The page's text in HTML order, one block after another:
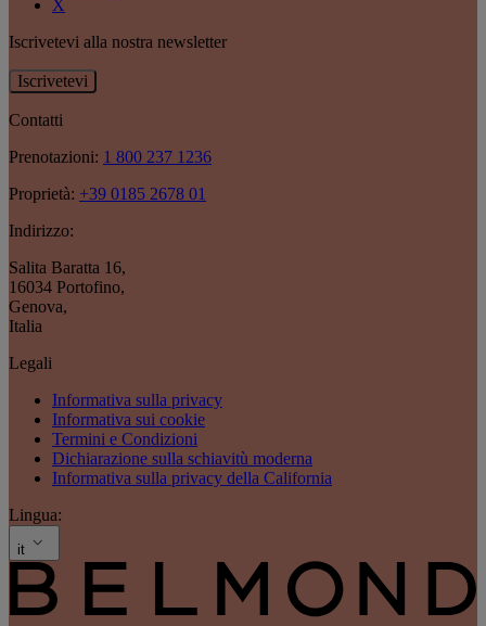
X
Iscrivetevi alla nostra newsletter
Iscrivetevi
Contatti
Prenotazioni: 1 800 237 1236
Proprietà: +39 0185 2678 01
Indirizzo:
Salita Baratta 16,
16034 Portofino,
Genova,
Italia
Legali
Informativa sulla privacy
Informativa sui cookie
Termini e Condizioni
Dichiarazione sulla schiavitù moderna
Informativa sulla privacy della California
Lingua:
it